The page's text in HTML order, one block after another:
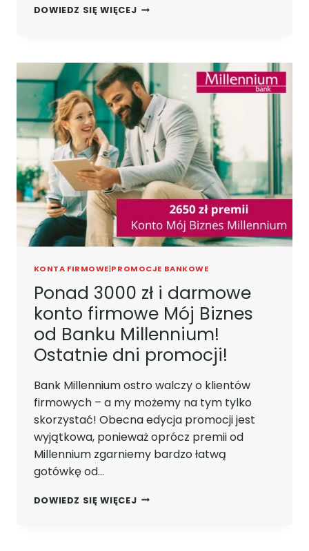
DOWIEDZ SIĘ WIĘCEJZGARNIJ
BONACH
DO
LIDLA
PO
ZAŁOŻENIU
KARTY
KREDYTOWEJ
CITIBANK
I
WYKONYWANIU
5
DROBNYCH
PŁATNOŚCI
MIESIĘCZNIE!
KONTA FIRMOWE|PROMOCJE BANKOWE
Ponad 3000 zł i darmowe
konto firmowe Mój Biznes
od Banku Millennium!
Ostatnie dni promocji!
Bank Millennium ostro walczy o klientów
firmowych – a my możemy na tym tylko
skorzystać! Obecna edycja promocji jest
wyjątkowa, ponieważ oprócz premii od
Millennium zgarniemy bardzo łatwą
gotówkę od…
DOWIEDZ SIĘ WIĘCEJPONAD